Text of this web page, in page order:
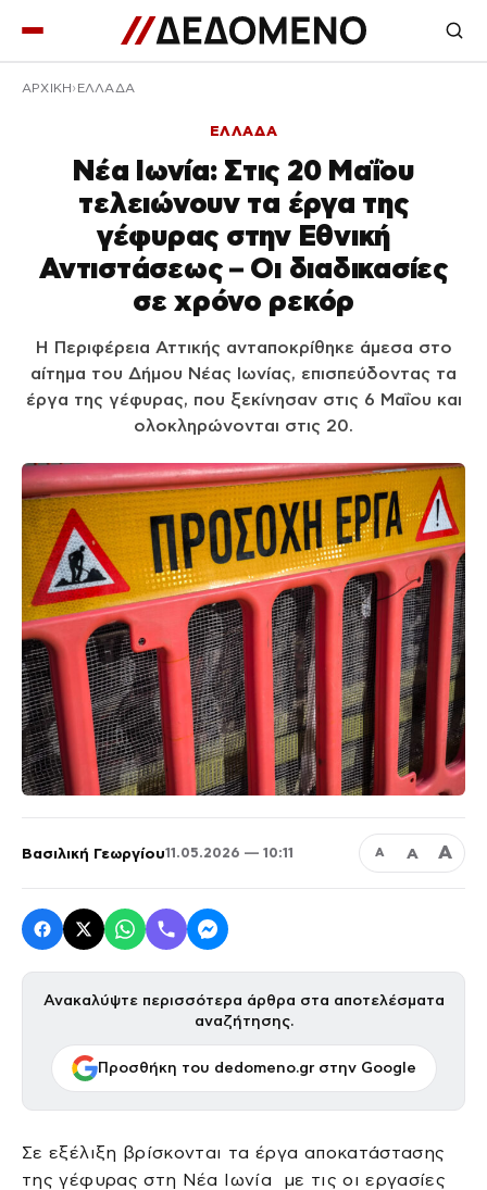
ΑΡΧΙΚΉ ΕΛΛΑΔΑ
ΕΛΛΑΔΑ
Νέα Ιωνία: Στις 20 Μαΐου
τελειώνουν τα έργα της
γέφυρας στην Εθνική
Αντιστάσεως – Οι διαδικασίες
σε χρόνο ρεκόρ
Η Περιφέρεια Αττικής ανταποκρίθηκε άμεσα στο
αίτημα του Δήμου Νέας Ιωνίας, επισπεύδοντας τα
έργα της γέφυρας, που ξεκίνησαν στις 6 Μαΐου και
ολοκληρώνονται στις 20.
Βασιλική Γεωργίου11.05.2026 — 10:11 Α Α Α
Ανακαλύψτε περισσότερα άρθρα στα αποτελέσματα
αναζήτησης.
Προσθήκη του dedomeno.gr στην Google
Σε εξέλιξη βρίσκονται τα έργα αποκατάστασης
της γέφυρας στη Νέα Ιωνία με τις οι εργασίες